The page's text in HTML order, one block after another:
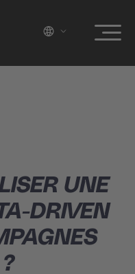
UNE
DRIVEN